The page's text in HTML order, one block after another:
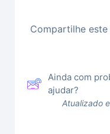
Compartilhe
Ainda com
ajudar?
Atualizado